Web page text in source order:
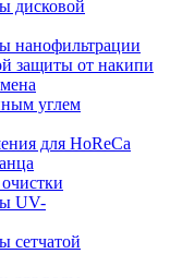
дисковой
нанофильтрации
защиты от накипи
углем
для HoReCa
UV-
сетчатой